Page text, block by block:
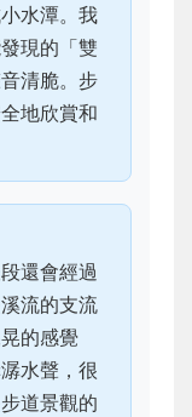
水潭。我
現的「雙
清脆。步
地欣賞和
還會經過
流的支流
的感覺
水聲，很
道景觀的